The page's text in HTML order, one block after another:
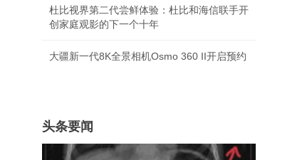
杜比视界第二代尝鲜体验：杜比和海信联手开
创家庭观影的下一个十年
大疆新一代8K全景相机Osmo 360 II开启预约
头条要闻